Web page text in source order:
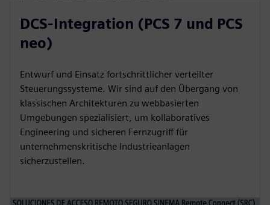
DCS-Integration (PCS 7 und PCS
neo)
Entwurf und Einsatz fortschrittlicher verteilter
Steuerungssysteme. Wir sind auf den Übergang von
klassischen Architekturen zu webbasierten
Umgebungen spezialisiert, um kollaboratives
Engineering und sicheren Fernzugriff für
unternehmenskritische Industrieanlagen
sicherzustellen.